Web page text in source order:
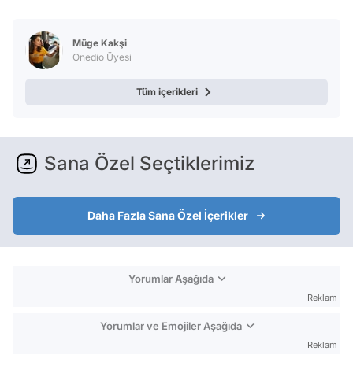
Müge Kakşi
Onedio Üyesi
Tüm içerikleri
Sana Özel Seçtiklerimiz
Daha Fazla Sana Özel İçerikler
Yorumlar Aşağıda
Reklam
Yorumlar ve Emojiler Aşağıda
Reklam